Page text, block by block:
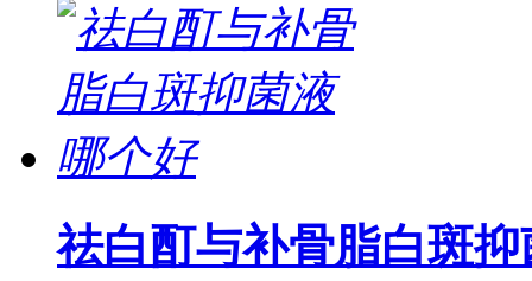
祛白酊与补骨脂白斑